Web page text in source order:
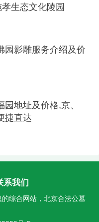
保与实惠价格完美
在地、出行便利性
适的选择。
生态文化陵园
园影雕服务介绍及价
园地址及价格,京、
捷直达
系我们
的综合网站，北京合法公墓